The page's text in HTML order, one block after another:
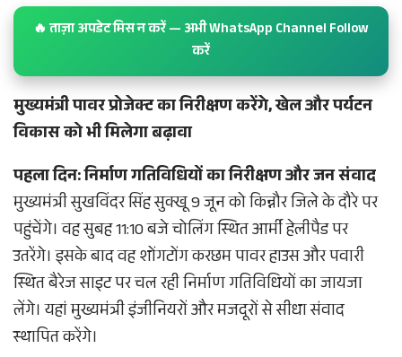
🔥 ताज़ा अपडेट मिस न करें — अभी WhatsApp Channel Follow
करें
मुख्यमंत्री पावर प्रोजेक्ट का निरीक्षण करेंगे, खेल और पर्यटन
विकास को भी मिलेगा बढ़ावा
पहला दिन: निर्माण गतिविधियों का निरीक्षण और जन संवाद
मुख्यमंत्री सुखविंदर सिंह सुक्खू 9 जून को किन्नौर जिले के दौरे पर
पहुंचेंगे। वह सुबह 11:10 बजे चोलिंग स्थित आर्मी हेलीपैड पर
उतरेंगे। इसके बाद वह शोंगटोंग करछम पावर हाउस और पवारी
स्थित बैरेज साइट पर चल रही निर्माण गतिविधियों का जायजा
लेंगे। यहां मुख्यमंत्री इंजीनियरों और मजदूरों से सीधा संवाद
स्थापित करेंगे।